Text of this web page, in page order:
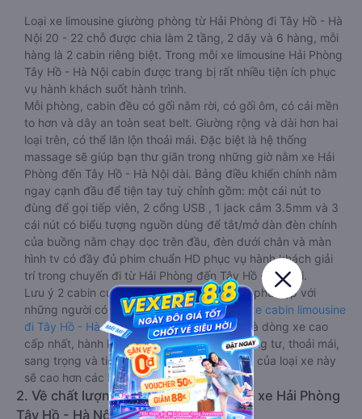
Loại xe limousine giường phòng từ Hải Phòng đi Tây Hồ - Hà
Nội 20 - 22 chỗ được chia làm 2 tầng, 2 dãy và 6 hàng, mỗi
hàng là 2 cabin riêng biệt. Trong mỗi xe limousine Hải Phòng
Tây Hồ - Hà Nội cabin được trang bị rất nhiều tiện ích phục
vụ hành khách suốt hành trình.
Mỗi phòng, cabin đều có gối nằm rời, có gối ôm, có cái mền
to hơn và dây an toàn seat belt. Giường rộng và dài hơn hai
loại trên, có thể lăn lộn thoải mái. Đặc biệt là hệ thống
massage sẽ giúp bạn thư giãn trong những giờ nằm xe Hải
Phòng đến Tây Hồ - Hà Nội dài. Bảng điều khiển chính nằm
ngay cạnh đầu để tiện tay tuỳ chỉnh gồm: một cái nút to
đùng để gọi tiếp viên, 2 cổng USB , 1 jack cắm 3.5mm và 3
cái nút có biểu tượng nguồn dùng để tắt/mở dàn đèn chính
của buồng nằm chạy dọc trên đầu, đèn dưới chân và màn
hình tv có đầy đủ phim chuẩn HD phục vụ hành khách giải
trí trong chuyến đi từ Hải Phòng đến Tây Hồ - Hà Nội.
Lưu ý 2 cabin cuối thường thiết kế nhỏ hơn phù hợp với
những người có thân hình nhỏ nhắn. Dòng
xe cabin limousine
đi Tây Hồ - Hà Nội từ Hải Phòngnày đang là dòng xe cao
cấp nhất, hành khách thường chọn vì sự riêng tư, thoải mái,
sang trọng và tiện nghi. Tất nhiên giá thành của loại xe này
sẽ cao hơn các loại khác.
2. Về chất lượng, review, đánh giá nhà xe Hải Phòng
Tây Hồ - Hà Nội limousine